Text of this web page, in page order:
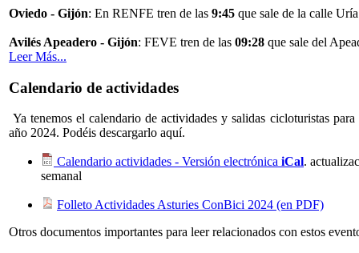
Oviedo - Gijón: En RENFE tren de las 9:45 que sale de la calle
Avilés Apeadero - Gijón: FEVE tren de las 09:28 que sale del
Leer Más...
Calendario de actividades
Ya tenemos el calendario de actividades y salidas cicloturistas para
año 2024. Podéis descargarlo aquí.
Calendario actividades - Versión electrónica iCal.
semanal
Folleto Actividades Asturies ConBici 2024 (en PDF)
Otros documentos importantes para leer relacionados con estos